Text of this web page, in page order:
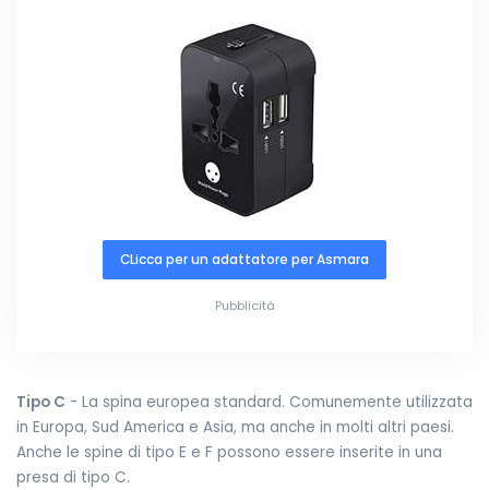
CLicca per un adattatore per Asmara
Pubblicità
Tipo C - La spina europea standard. Comunemente utilizzata
in Europa, Sud America e Asia, ma anche in molti altri paesi.
Anche le spine di tipo E e F possono essere inserite in una
presa di tipo C.